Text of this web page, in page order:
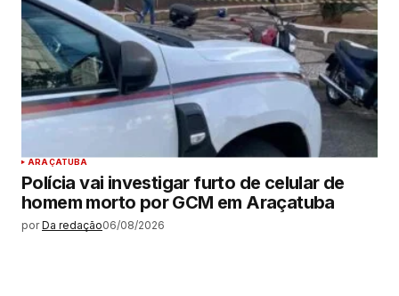
ARAÇATUBA
Polícia vai investigar furto de celular de
homem morto por GCM em Araçatuba
por Da redação06/08/2026